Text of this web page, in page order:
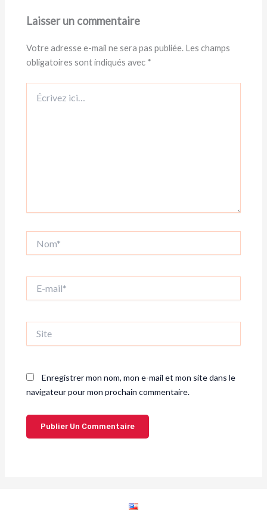
Laisser un commentaire
Votre adresse e-mail ne sera pas publiée. Les champs
obligatoires sont indiqués avec *
ici…
mail*
Enregistrer mon nom, mon e-mail et mon site dans le
navigateur pour mon prochain commentaire.